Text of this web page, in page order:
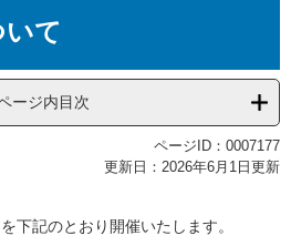
て
ージ内目次
ページID：0007177
更新日：2026年6月1日更新
下記のとおり開催いたします。